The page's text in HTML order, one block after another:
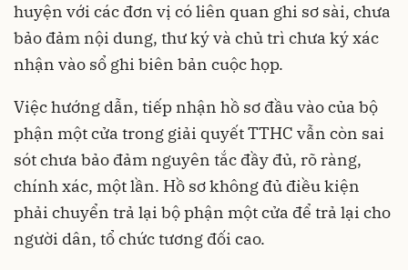
huyện với các đơn vị có liên quan ghi sơ sài, chưa
bảo đảm nội dung, thư ký và chủ trì chưa ký xác
nhận vào sổ ghi biên bản cuộc họp.
Việc hướng dẫn, tiếp nhận hồ sơ đầu vào của bộ
phận một cửa trong giải quyết TTHC vẫn còn sai
sót chưa bảo đảm nguyên tắc đầy đủ, rõ ràng,
chính xác, một lần. Hồ sơ không đủ điều kiện
phải chuyển trả lại bộ phận một cửa để trả lại cho
người dân, tổ chức tương đối cao.